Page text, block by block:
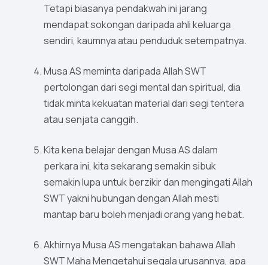
Tetapi biasanya pendakwah ini jarang
mendapat sokongan daripada ahli keluarga
sendiri, kaumnya atau penduduk setempatnya.
Musa AS meminta daripada Allah SWT
pertolongan dari segi mental dan spiritual, dia
tidak minta kekuatan material dari segi tentera
atau senjata canggih.
Kita kena belajar dengan Musa AS dalam
perkara ini, kita sekarang semakin sibuk
semakin lupa untuk berzikir dan mengingati Allah
SWT yakni hubungan dengan Allah mesti
mantap baru boleh menjadi orang yang hebat.
Akhirnya Musa AS mengatakan bahawa Allah
SWT Maha Mengetahui segala urusannya, apa